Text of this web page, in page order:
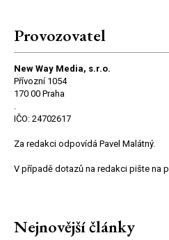
Provozovatel
New Way Media, s.r.o.
Přívozní 1054
170 00 Praha
.
IČO: 24702617
Za redakci odpovídá Pavel Malátný.
V případě dotazů na redakci pište na
Nejnovější články